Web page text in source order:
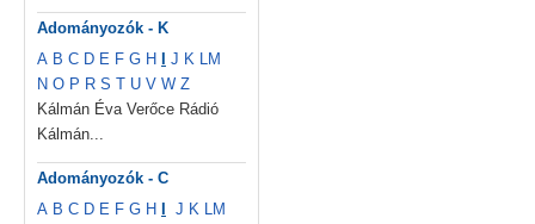
Adományozók - K
A B C D E F G H J K LM
N O P R S T U V W Z
Kálmán Éva Verőce Rádió
Kálmán...
Adományozók - C
A B C D E F G H J K LM